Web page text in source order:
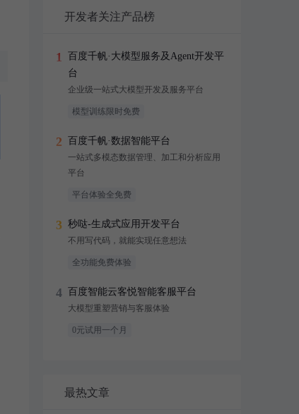
开发者关注产品榜
1
百度千帆·大模型服务及Agent开发平
台
企业级一站式大模型开发及服务平台
模型训练限时免费
2 百度千帆·数据智能平台
一站式多模态数据管理、加工和分析应用
平台
平台体验全免费
3 秒哒-生成式应用开发平台
不用写代码，就能实现任意想法
全功能免费体验
4 百度智能云客悦智能客服平台
大模型重塑营销与客服体验
0元试用一个月
最热文章